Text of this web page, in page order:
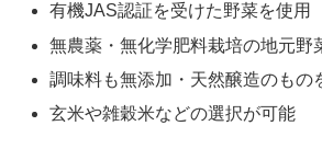
有機JAS認証を受けた野菜を使用
無農薬・無化学肥料栽培の地元野
調味料も無添加・天然醸造のもの
玄米や雑穀米などの選択が可能